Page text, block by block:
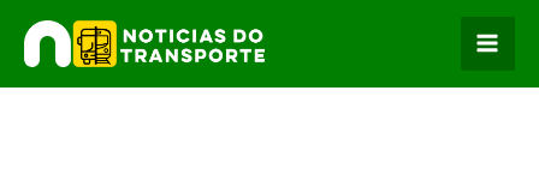
para
o